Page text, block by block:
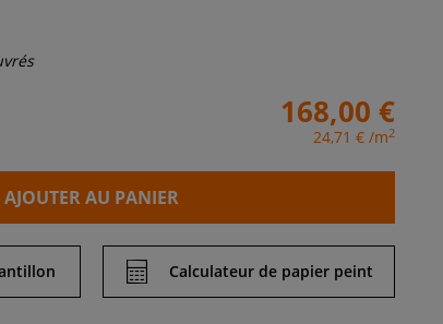
168,00 €
24,71 € /m2
AJOUTER AU PANIER
Calculateur de papier peint